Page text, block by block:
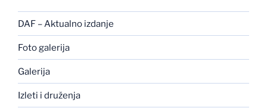
DAF – Aktualno izdanje
Foto galerija
Galerija
Izleti i druženja